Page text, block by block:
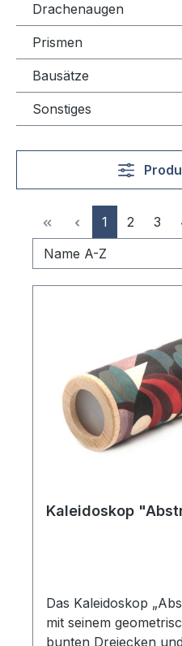
Drachenaugen
Prismen
Bausätze
Sonstiges
Seite
1 Seite
2 Seite
3
Kaleidoskop
Das Kaleidoskop
mit seinem
bunten Dreiecken